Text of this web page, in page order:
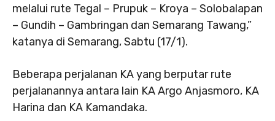
melalui rute Tegal – Prupuk – Kroya – Solobalapan
– Gundih – Gambringan dan Semarang Tawang,”
katanya di Semarang, Sabtu (17/1).
Beberapa perjalanan KA yang berputar rute
perjalanannya antara lain KA Argo Anjasmoro, KA
Harina dan KA Kamandaka.